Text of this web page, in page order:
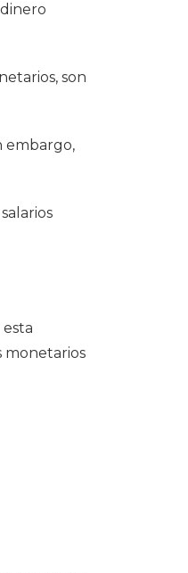
son
embargo,
monetarios